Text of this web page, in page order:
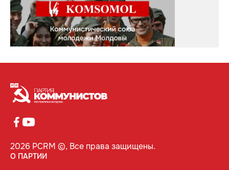
2026 PCRM ©, Все права защищены.
О ПАРТИИ